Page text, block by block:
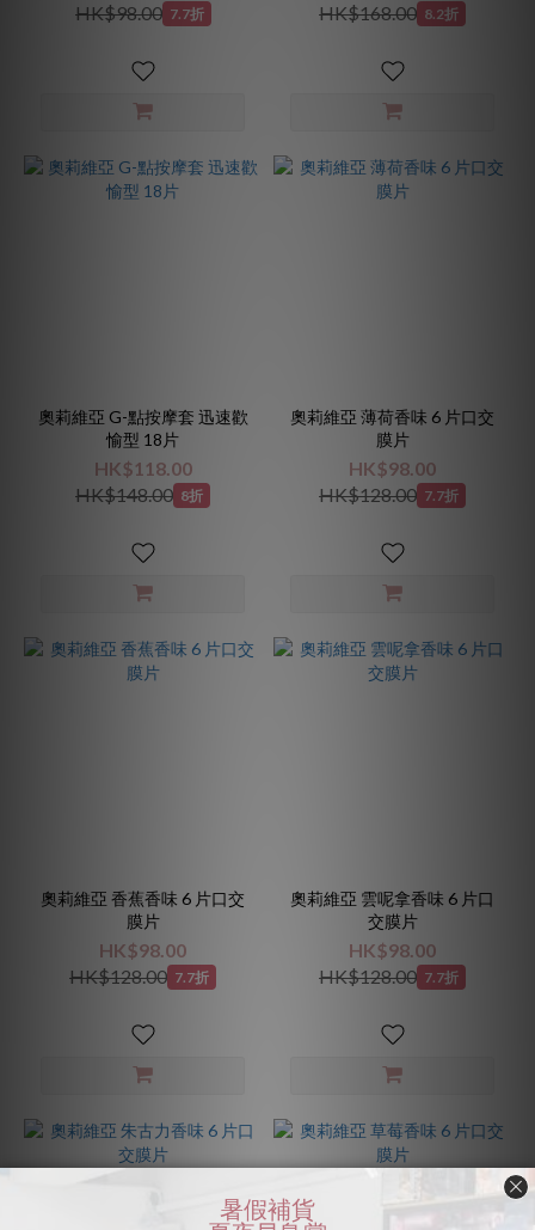
HK$98.00 7.7折
HK$168.00 8.2折
奧莉維亞 G-點按摩套 迅速歡
愉型 18片
HK$118.00
HK$148.00 8折
奧莉維亞 薄荷香味 6 片口交
膜片
HK$98.00
HK$128.00 7.7折
奧莉維亞 香蕉香味 6 片口交
膜片
HK$98.00
HK$128.00 7.7折
奧莉維亞 雲呢拿香味 6 片口
交膜片
HK$98.00
HK$128.00 7.7折